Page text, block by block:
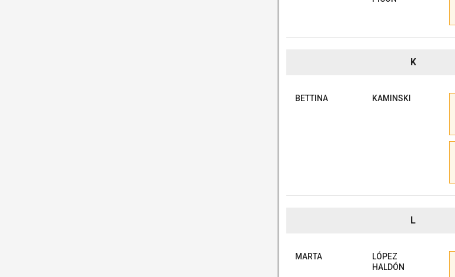
K
BETTINA KAMINSKI
L
MARTA
LÓPEZ
HALDÓN